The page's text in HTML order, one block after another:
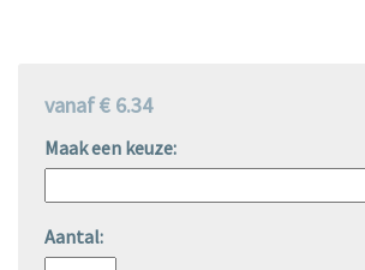
vanaf € 6.34
Maak een keuze:
Aantal: